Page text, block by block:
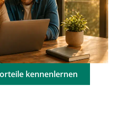
kennenlernen